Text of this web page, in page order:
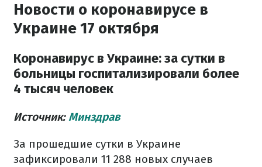
Новости о коронавирусе в
Украине 17 октября
Коронавирус в Украине: за сутки в
больницы госпитализировали более
4 тысяч человек
Источник: Минздрав
За прошедшие сутки в Украине
зафиксировали 11 288 новых случаев